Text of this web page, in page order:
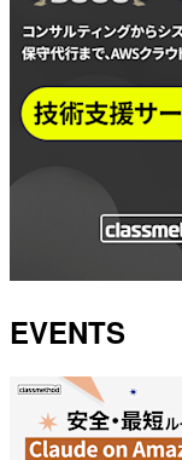
EVENTS